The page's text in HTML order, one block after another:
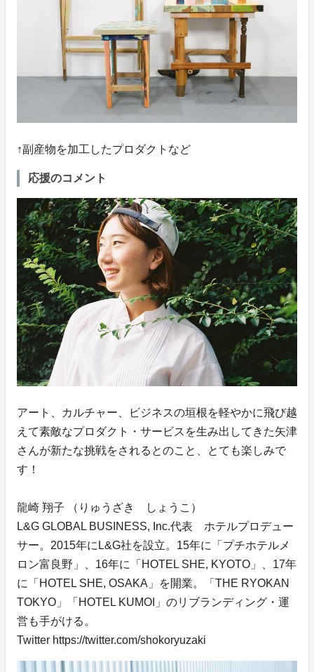
↑副産物を加工したプロダクトなど
応援のコメント
アート、カルチャー、ビジネスの垣根を軽やかに飛び越
えて素敵なプロダクト・サービスを生み出してきた矢津
さんが新たな挑戦をされるとのこと、とても楽しみで
す！
龍崎 翔子 （りゅうざき しょうこ）
L&G GLOBAL BUSINESS, Inc.代表 ホテルプロデュー
サー。2015年にL&G社を設立。15年に「プチホテルメ
ロン富良野」、16年に「HOTEL SHE, KYOTO」、17年
に「HOTEL SHE, OSAKA」を開業。「THE RYOKAN
TOKYO」「HOTEL KUMOI」のリブランディング・運
営も手がける。
Twitter https://twitter.com/shokoryuzaki